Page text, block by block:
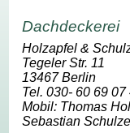
Dachdeckerei
Holzapfel &
Tegeler Str. 11
13467 Berlin
Tel. 030- 60 69 07
Mobil: Thomas
Sebastian